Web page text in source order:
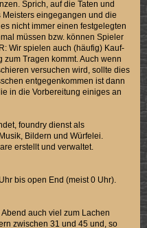
Sprich, auf die Taten und
eingegangen und die
nicht immer einen festgelegten
müssen bzw. können Spieler
Wir spielen auch (häufig) Kauf-
Tragen kommt. Auch wenn
versuchen wird, sollte dies
entgegenkommen ist dann
in die Vorbereitung einiges an
foundry dienst als
Bildern und Würfelei.
erstellt und verwaltet.
bis open End (meist 0 Uhr).
auch viel zum Lachen
zwischen 31 und 45 und, so